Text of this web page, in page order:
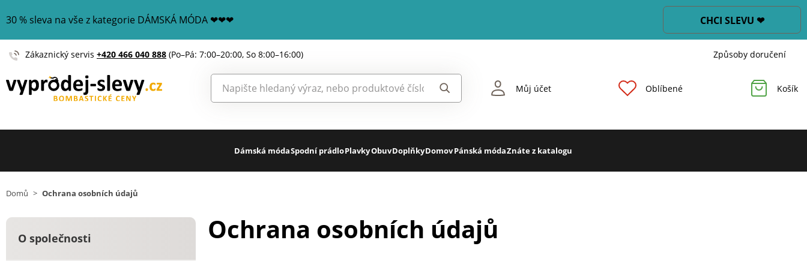
30 % sleva na vše z kategorie DÁMSKÁ MÓDA ❤❤❤ CHCI SLEVU ❤
Zákaznický servis +420 466 040 888 (Po–Pá: 7:00–20:00, So 8:00–16:00) Způsoby doručení
Můj účet Oblíbené Košík
Dámská módaSpodní prádloPlavkyObuvDoplňkyDomovPánská módaZnáte z katalogu
Domů > Ochrana osobních údajů
O společnosti Ochrana osobních údajů